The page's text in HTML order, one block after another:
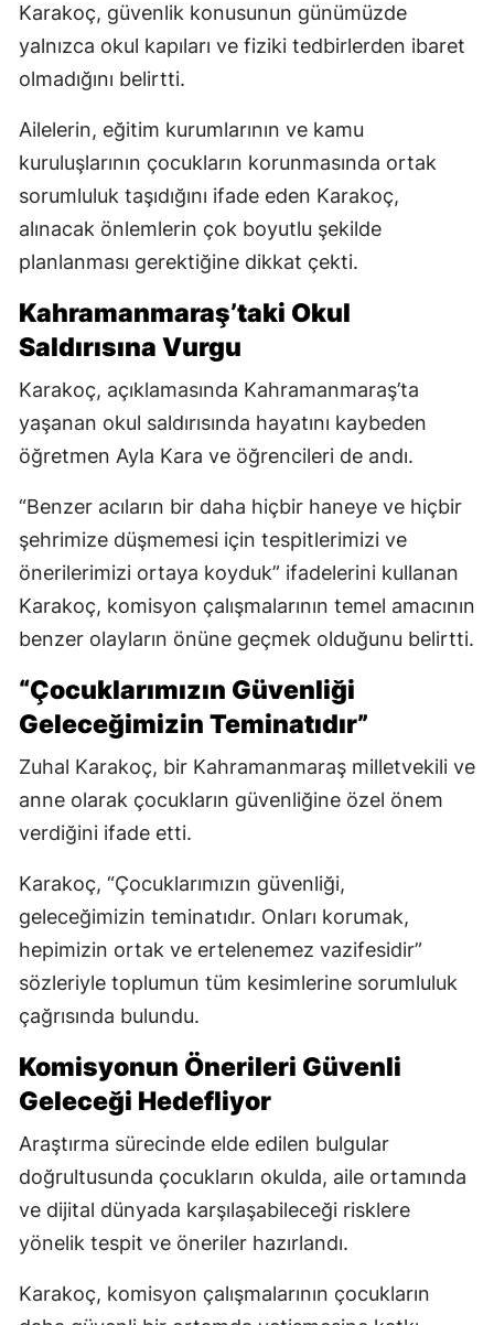
Karakoç, güvenlik konusunun günümüzde
yalnızca okul kapıları ve fiziki tedbirlerden ibaret
olmadığını belirtti.
Ailelerin, eğitim kurumlarının ve kamu
kuruluşlarının çocukların korunmasında ortak
sorumluluk taşıdığını ifade eden Karakoç,
alınacak önlemlerin çok boyutlu şekilde
planlanması gerektiğine dikkat çekti.
Kahramanmaraş’taki Okul
Saldırısına Vurgu
Karakoç, açıklamasında Kahramanmaraş’ta
yaşanan okul saldırısında hayatını kaybeden
öğretmen Ayla Kara ve öğrencileri de andı.
“Benzer acıların bir daha hiçbir haneye ve hiçbir
şehrimize düşmemesi için tespitlerimizi ve
önerilerimizi ortaya koyduk” ifadelerini kullanan
Karakoç, komisyon çalışmalarının temel amacının
benzer olayların önüne geçmek olduğunu belirtti.
“Çocuklarımızın Güvenliği
Geleceğimizin Teminatıdır”
Zuhal Karakoç, bir Kahramanmaraş milletvekili ve
anne olarak çocukların güvenliğine özel önem
verdiğini ifade etti.
Karakoç, “Çocuklarımızın güvenliği,
geleceğimizin teminatıdır. Onları korumak,
hepimizin ortak ve ertelenemez vazifesidir”
sözleriyle toplumun tüm kesimlerine sorumluluk
çağrısında bulundu.
Komisyonun Önerileri Güvenli
Geleceği Hedefliyor
Araştırma sürecinde elde edilen bulgular
doğrultusunda çocukların okulda, aile ortamında
ve dijital dünyada karşılaşabileceği risklere
yönelik tespit ve öneriler hazırlandı.
Karakoç, komisyon çalışmalarının çocukların